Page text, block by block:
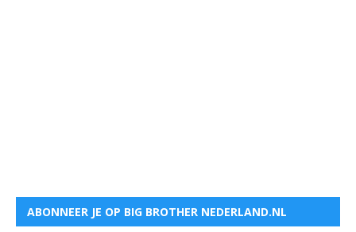
ABONNEER JE OP BIG BROTHER NEDERLAND.NL